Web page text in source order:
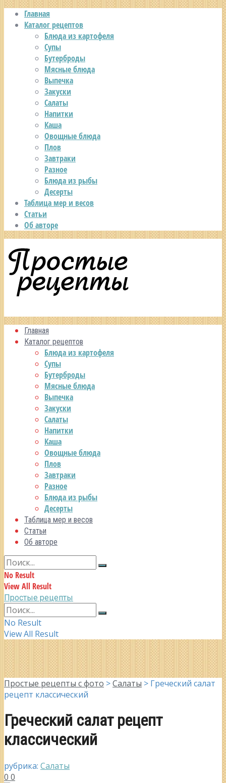
Главная
Каталог рецептов
Блюда из картофеля
Супы
Бутерброды
Мясные блюда
Выпечка
Закуски
Салаты
Напитки
Каша
Овощные блюда
Плов
Завтраки
Разное
Блюда из рыбы
Десерты
Таблица мер и весов
Статьи
Об авторе
Главная
Каталог рецептов
Блюда из картофеля
Супы
Бутерброды
Мясные блюда
Выпечка
Закуски
Салаты
Напитки
Каша
Овощные блюда
Плов
Завтраки
Разное
Блюда из рыбы
Десерты
Таблица мер и весов
Статьи
Об авторе
No Result
View All Result
Простые рецепты
No Result
View All Result
Простые рецепты с фото >Салаты > Греческий салат
рецепт классический
Греческий салат рецепт
классический
рубрика: Салаты
0 0